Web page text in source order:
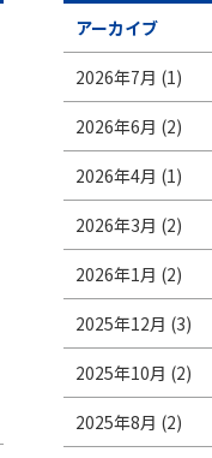
アーカイブ
2026年7月 (1)
2026年6月 (2)
2026年4月 (1)
2026年3月 (2)
2026年1月 (2)
2025年12月 (3)
2025年10月 (2)
2025年8月 (2)